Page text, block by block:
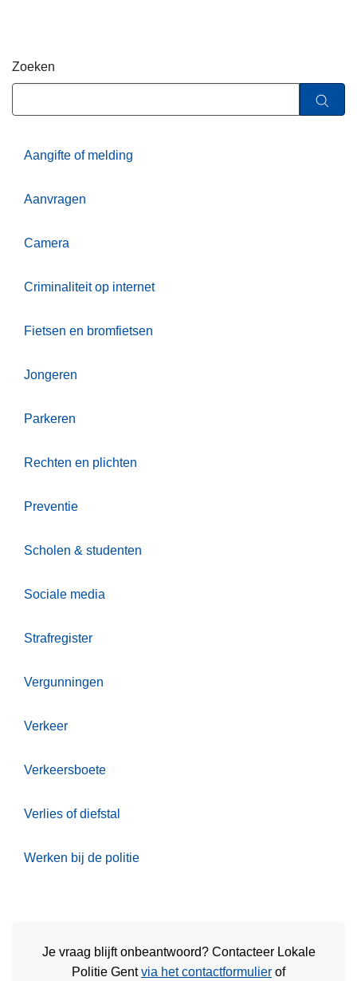
Zoeken
Aangifte of melding
Aanvragen
Camera
Criminaliteit op internet
Fietsen en bromfietsen
Jongeren
Parkeren
Rechten en plichten
Preventie
Scholen & studenten
Sociale media
Strafregister
Vergunningen
Verkeer
Verkeersboete
Verlies of diefstal
Werken bij de politie
Je vraag blijft onbeantwoord? Contacteer Lokale
Politie Gentvia het contactformulier of